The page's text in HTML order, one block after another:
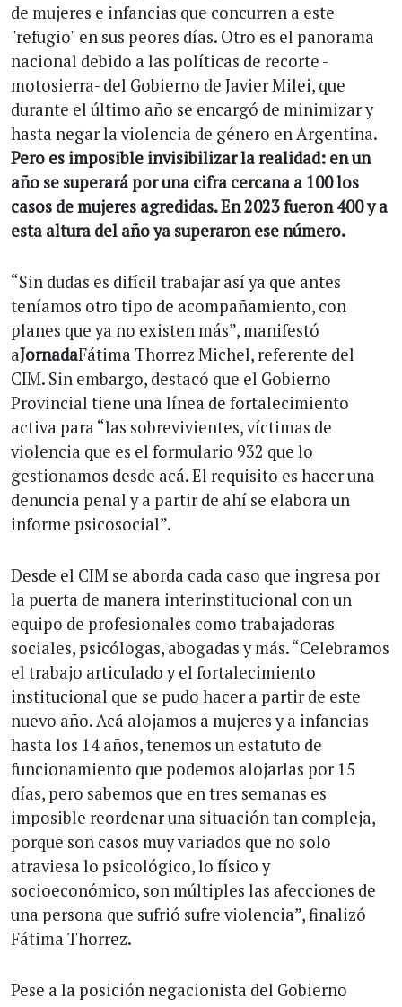
de mujeres e infancias que concurren a este
"refugio" en sus peores días. Otro es el panorama
nacional debido a las políticas de recorte -
motosierra- del Gobierno de Javier Milei, que
durante el último año se encargó de minimizar y
hasta negar la violencia de género en Argentina.
Pero es imposible invisibilizar la realidad: en un
año se superará por una cifra cercana a 100 los
casos de mujeres agredidas. En 2023 fueron 400 y a
esta altura del año ya superaron ese número.
“Sin dudas es difícil trabajar así ya que antes
teníamos otro tipo de acompañamiento, con
planes que ya no existen más”, manifestó
aJornadaFátima Thorrez Michel, referente del
CIM. Sin embargo, destacó que el Gobierno
Provincial tiene una línea de fortalecimiento
activa para “las sobrevivientes, víctimas de
violencia que es el formulario 932 que lo
gestionamos desde acá. El requisito es hacer una
denuncia penal y a partir de ahí se elabora un
informe psicosocial”.
Desde el CIM se aborda cada caso que ingresa por
la puerta de manera interinstitucional con un
equipo de profesionales como trabajadoras
sociales, psicólogas, abogadas y más. “Celebramos
el trabajo articulado y el fortalecimiento
institucional que se pudo hacer a partir de este
nuevo año. Acá alojamos a mujeres y a infancias
hasta los 14 años, tenemos un estatuto de
funcionamiento que podemos alojarlas por 15
días, pero sabemos que en tres semanas es
imposible reordenar una situación tan compleja,
porque son casos muy variados que no solo
atraviesa lo psicológico, lo físico y
socioeconómico, son múltiples las afecciones de
una persona que sufrió sufre violencia”, finalizó
Fátima Thorrez.
Pese a la posición negacionista del Gobierno